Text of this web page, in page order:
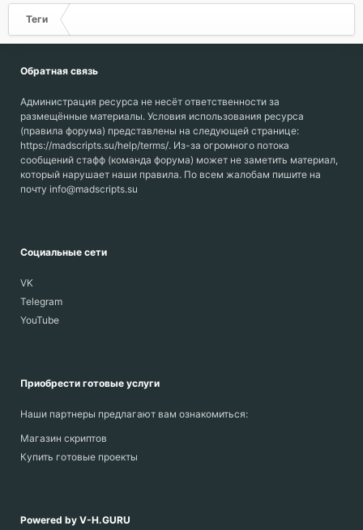
Теги
Обратная связь
Администрация ресурса не несёт ответственности за
размещённые материалы. Условия использования ресурса
(правила форума) представлены на следующей странице:
https://madscripts.su/help/terms/. Из-за огромного потока
сообщений стафф (команда форума) может не заметить материал,
который нарушает наши правила. По всем жалобам пишите на
почту info@madscripts.su
Социальные сети
VK
Telegram
YouTube
Приобрести готовые услуги
Наши партнеры предлагают вам ознакомиться:
Магазин скриптов
Купить готовые проекты
Powered by V-H.GURU